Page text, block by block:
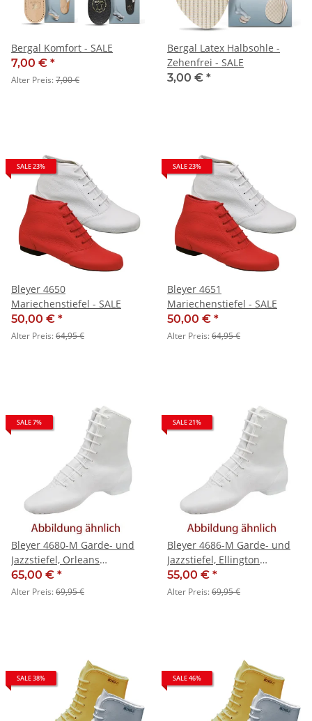
Bergal Komfort - SALE
7,00 € *
Alter Preis:7,00 €
Bergal Latex Halbsohle -
Zehenfrei - SALE
3,00 € *
SALE 23%
Bleyer 4650
Mariechenstiefel - SALE
50,00 € *
Alter Preis:64,95 €
SALE 23%
Bleyer 4651
Mariechenstiefel - SALE
50,00 € *
Alter Preis:64,95 €
SALE 7%
Bleyer 4680-M Garde- und
Jazzstiefel, Orleans
(mittelhoher Schaft) - SALE
65,00 € *
Alter Preis:69,95 €
SALE 21%
Bleyer 4686-M Garde- und
Jazzstiefel, Ellington
(mittelhoher Schaft) - SALE
55,00 € *
Alter Preis:69,95 €
SALE 38% SALE 46%